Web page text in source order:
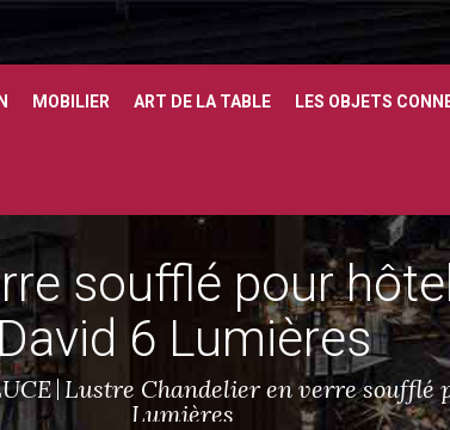
MOBILIER ART DE LA TABLE LES OBJETS
soufflé pour
6 Lumières
Lustre Chandelier en verre soufflé
Lumières